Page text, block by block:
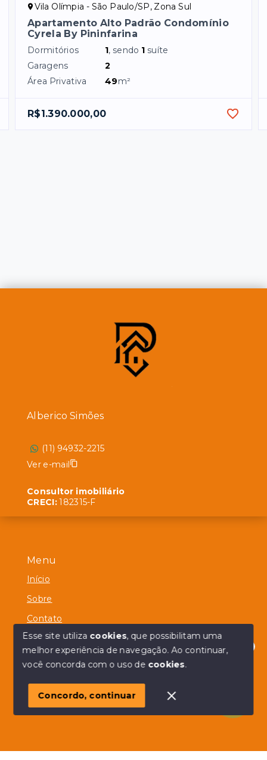
Vila Olímpia - São Paulo/SP, Zona Sul
Apartamento Alto Padrão Condomínio
Cyrela By Pininfarina
Dormitórios 1, sendo 1 suíte
Garagens
2
Área Privativa
49m²
R$1.390.000,00
Olá! em posso ajudar?
Menu
Início
Sobre
Contato
© Copyright 2026 - Alberico Simões - Todos os direitos
SITE PARA IMOBILIARIA
Alberico Simões
(11) 94932-2215
Ver e-mail
Consultor imobiliário
CRECI:182315-F
Esse site utiliza cookies, que possibilitam uma
melhor experiência de navegação.Ao continuar,
você concorda com o uso de cookies.
Concordo, continuar